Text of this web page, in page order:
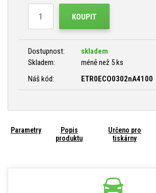
KOUPIT
Dostupnost:
skladem
Skladem:
méně než 5 ks
Náš kód:
ETR0ECO0302nA4100
Parametry
Popis
produktu
Určeno pro
tiskárny